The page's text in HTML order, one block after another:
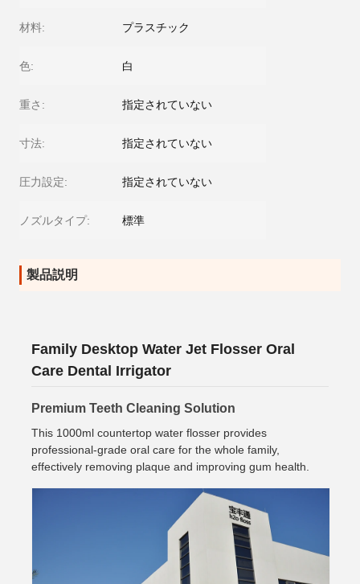
材料: プラスチック
色: 白
重さ: 指定されていない
寸法: 指定されていない
圧力設定: 指定されていない
ノズルタイプ: 標準
製品説明
Family Desktop Water Jet Flosser Oral
Care Dental Irrigator
Premium Teeth Cleaning Solution
This 1000ml countertop water flosser provides
professional-grade oral care for the whole family,
effectively removing plaque and improving gum health.